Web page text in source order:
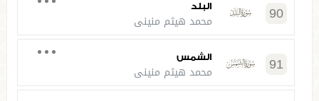
90 البلد
محمد هيثم منيني
91 الشمس
محمد هيثم منيني